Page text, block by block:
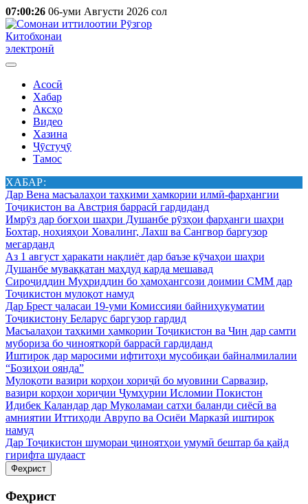
07:00:26 06-уми Августи 2026 сол
Китобхонаи
электронӣ
Асосӣ
Хабар
Аксҳо
Видео
Хазина
Ҷӯстуҷӯ
Тамос
ХАБАР:
Дар Вена масъалаҳои таҳкими ҳамкории илмӣ-фарҳангии
Тоҷикистон ва Австрия баррасӣ гардиданд
Имрӯз дар боғҳои шаҳри Душанбе рӯзҳои фарҳанги шаҳри
Бохтар, ноҳияҳои Ховалинг, Лахш ва Сангвор баргузор
мегарданд
Аз 1 август ҳаракати нақлиёт дар баъзе кӯчаҳои шаҳри
Душанбе муваққатан маҳдуд карда мешавад
Сироҷиддин Муҳриддин бо ҳамоҳангсози доимии СММ дар
Тоҷикистон мулоқот намуд
Дар Брест ҷаласаи 19-уми Комиссияи байниҳукуматии
Тоҷикистону Беларус баргузор гардид
Масъалаҳои таҳкими ҳамкории Тоҷикистон ва Чин дар самти
мубориза бо ҷинояткорӣ баррасӣ гардиданд
Иштирок дар маросими ифтитоҳи мусобиқаи байналмилалии
“Бозиҳои оянда”
Мулоқоти вазири корҳои хориҷӣ бо муовини Сарвазир,
вазири корҳои хориҷии Ҷумҳурии Исломии Покистон
Идибек Қаландар дар Муколамаи сатҳи баланди сиёсӣ ва
амниятии Иттиҳоди Аврупо ва Осиёи Марказӣ иштирок
намуд
Дар Тоҷикистон шумораи ҷиноятҳои умумӣ бештар ба қайд
гирифта шудааст
Феҳрист
Феҳрист